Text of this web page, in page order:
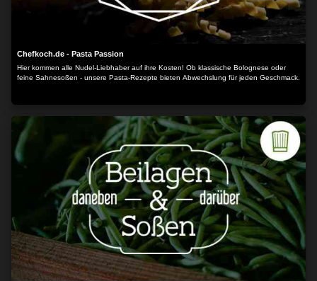
Chefkoch.de - Pasta Passion
Hier kommen alle Nudel-Liebhaber auf ihre Kosten! Ob klassische Bolognese oder
feine Sahnesoßen - unsere Pasta-Rezepte bieten Abwechslung für jeden Geschmack.